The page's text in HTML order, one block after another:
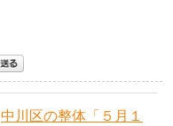
中川区の整体「５月１